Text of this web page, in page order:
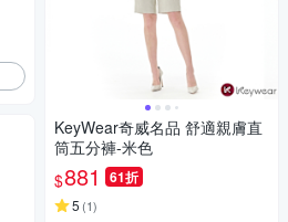
KeyWear奇威名品 舒適親膚直
筒五分褲-米色
$881 61折
5 (1)